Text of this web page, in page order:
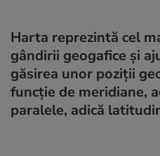
Harta reprezintă cel
gândirii geogafice și
găsirea unor poziții
funcție de meridiane,
paralele, adică